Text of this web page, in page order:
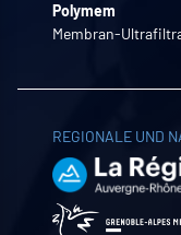
Polymem
Membran-
REGIONALE UND